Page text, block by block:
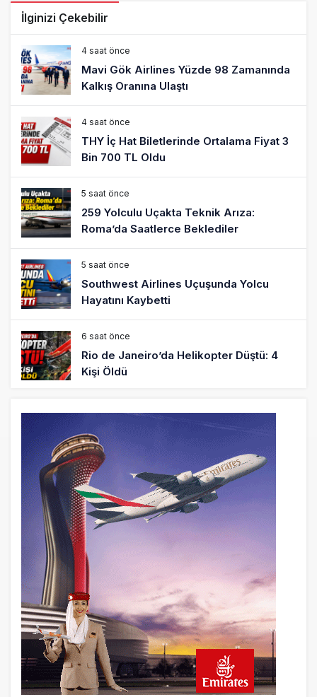
İlginizi Çekebilir
4 saat önce
Mavi Gök Airlines Yüzde 98 Zamanında
Kalkış Oranına Ulaştı
4 saat önce
THY İç Hat Biletlerinde Ortalama Fiyat 3
Bin 700 TL Oldu
5 saat önce
259 Yolculu Uçakta Teknik Arıza:
Roma’da Saatlerce Beklediler
5 saat önce
Southwest Airlines Uçuşunda Yolcu
Hayatını Kaybetti
6 saat önce
Rio de Janeiro’da Helikopter Düştü: 4
Kişi Öldü
Uçak Bakımında Yetki Kimde Olmalı?
Havacılıkta İyi Hakem Oyunu Kendi
Oynamaz
15 saat önce
Savunma Sanayiinde Yeni Silah: Seri
Üretim Kapasitesi
16 saat önce
Yerli ve milli turizme yabancı kıskacı!
Türkiye’de sadece 50 kişide var İkinci
arabanı sat, ‘pır pır’ uçak al!
16 saat önce
Havacılıkta Rekor Keyfi, Kârlılıkta
Darboğazın Gerçek Yüzü!